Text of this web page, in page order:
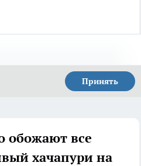
Принять
обожают все
хачапури на